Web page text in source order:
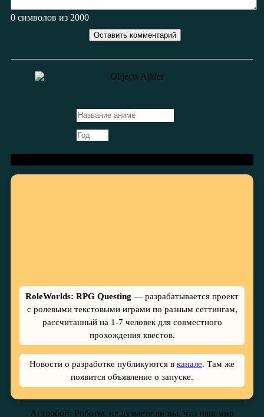
0 символов из 2000
Оставить комментарий
RoleWorlds: RPG Questing — разрабатывается проект
с ролевыми текстовыми играми по разным сеттингам,
рассчитанный на 1-7 человек для совместного
прохождения квестов.
Новости о разработке публикуются в канале. Там же
появится объявление о запуске.
Астробой: Роботы, не думаете ли вы, что наш мир